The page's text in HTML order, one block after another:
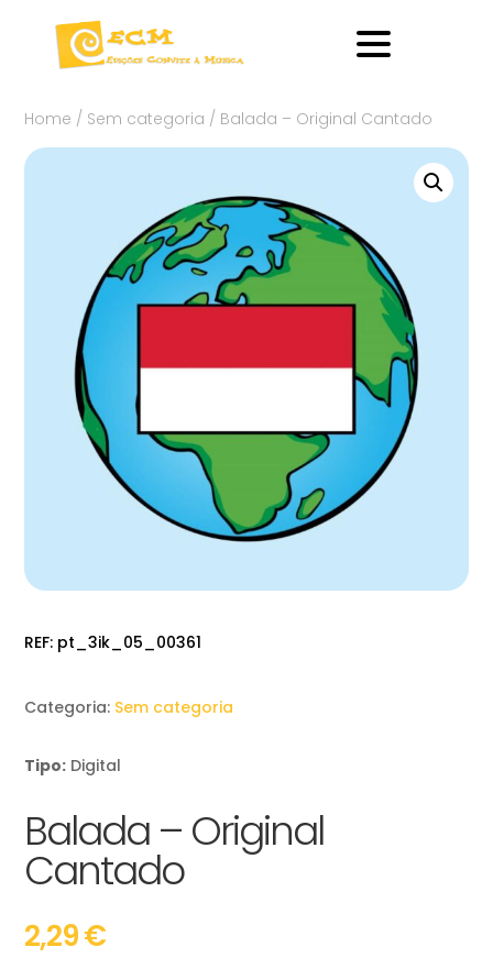
Home / Sem categoria / Balada – Original Cantado
REF: pt_3ik_05_00361
Categoria: Sem categoria
Tipo: Digital
Balada – Original
Cantado
2,29€